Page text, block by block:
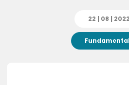
22 | 08 | 2022